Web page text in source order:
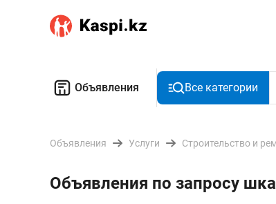
Объявления Все категории
Объявления Услуги Строительство и
Объявления по запросу